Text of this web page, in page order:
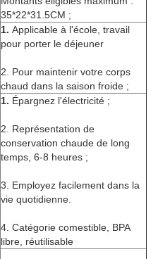
35*22*31.5CM ;
1. Applicable à l'école, travail
pour porter le déjeuner
2. Pour maintenir votre corps
chaud dans la saison froide ;
1. Épargnez l'électricité ;
2. Représentation de
conservation chaude de long
temps, 6-8 heures ;
3. Employez facilement dans la
vie quotidienne.
4. Catégorie comestible, BPA
libre, réutilisable